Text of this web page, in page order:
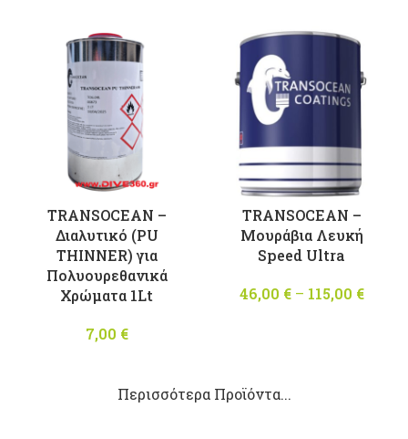
TRANSOCEAN –
Διαλυτικό (PU
THINNER) για
Πολυουρεθανικά
Χρώματα 1Lt
7,00 €
TRANSOCEAN –
Μουράβια Λευκή
Speed Ultra
46,00 € – 115,00 €
Περισσότερα Προϊόντα...